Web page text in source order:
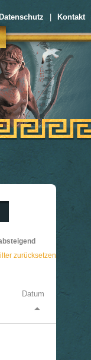
Kontakt
zurücksetzen
Datum
arrow_drop_up